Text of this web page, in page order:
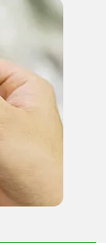
ナンジャモのハラバリ
ボスの指令 SV1a
100/073 SAR
ルチアのアピール
SV7a 086/064 SR